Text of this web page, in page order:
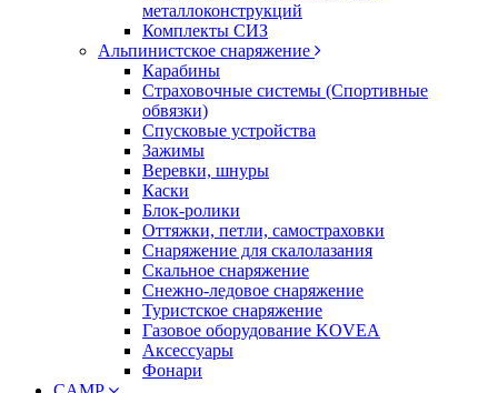
металлоконструкций
Комплекты СИЗ
Альпинистское снаряжение
Карабины
Страховочные системы (Спортивные
обвязки)
Спусковые устройства
Зажимы
Веревки, шнуры
Каски
Блок-ролики
Оттяжки, петли, самостраховки
Снаряжение для скалолазания
Скальное снаряжение
Снежно-ледовое снаряжение
Туристское снаряжение
Газовое оборудование KOVEA
Аксессуары
Фонари